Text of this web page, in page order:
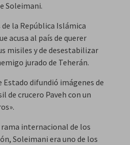
Soleimani.
la República Islámica
acusa al país de querer
misiles y de desestabilizar
jurado de Teherán.
Estado difundió imágenes de
de crucero Paveh con un
rama internacional de los
Soleimani era uno de los